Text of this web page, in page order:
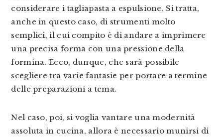
considerare i tagliapasta a espulsione. Si tratta,
anche in questo caso, di strumenti molto
semplici, il cui compito è di andare a imprimere
una precisa forma con una pressione della
formina. Ecco, dunque, che sarà possibile
scegliere tra varie fantasie per portare a termine
delle preparazioni a tema.
Nel caso, poi, si voglia vantare una modernità
assoluta in cucina, allora è necessario munirsi di